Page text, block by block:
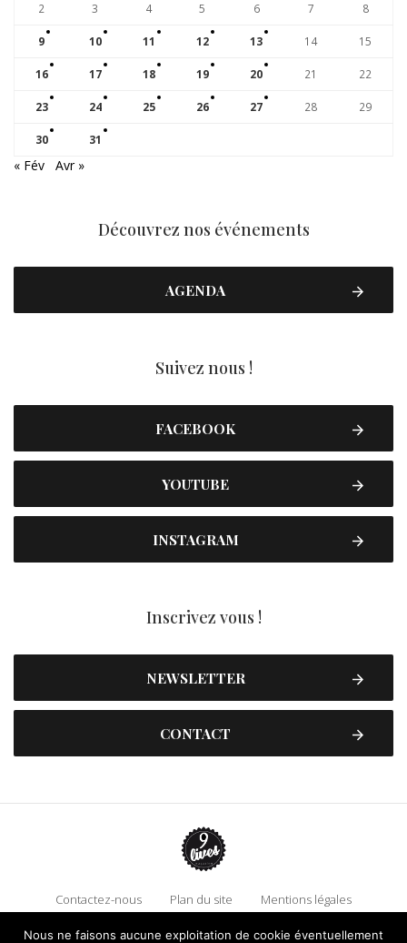
2 3 4 5 6 7 8
9 10 11 12 13 14 15
16 17 18 19 20 21 22
23 24 25 26 27 28 29
30 31
« Fév Avr »
Découvrez nos événements
AGENDA
Suivez nous !
FACEBOOK
YOUTUBE
INSTAGRAM
Inscrivez vous !
NEWSLETTER
CONTACT
Contactez-nous Plan du site
Mentions légales
Politique de confidentialité
Adhérez à 9 Lives
Nous ne faisons aucune exploitation de cookie éventuellement